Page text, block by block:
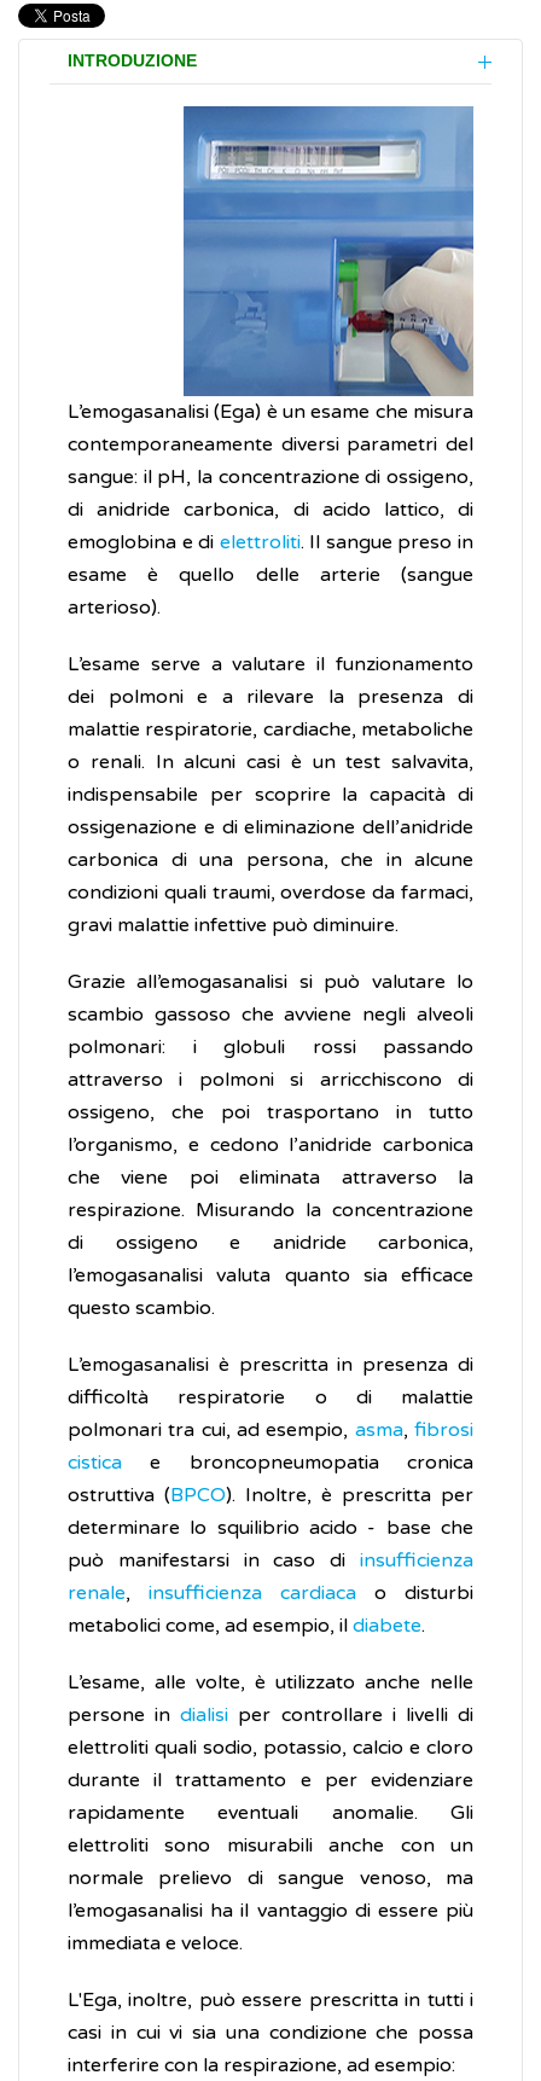
INTRODUZIONE
L’emogasanalisi (Ega) è un esame che misura
contemporaneamente diversi parametri del
sangue: il pH, la concentrazione di ossigeno,
di anidride carbonica, di acido lattico, di
emoglobina e di elettroliti. Il sangue preso in
esame è quello delle arterie (sangue
arterioso).
L’esame serve a valutare il funzionamento
dei polmoni e a rilevare la presenza di
malattie respiratorie, cardiache, metaboliche
o renali. In alcuni casi è un test salvavita,
indispensabile per scoprire la capacità di
ossigenazione e di eliminazione dell’anidride
carbonica di una persona, che in alcune
condizioni quali traumi, overdose da farmaci,
gravi malattie infettive può diminuire.
Grazie all’emogasanalisi si può valutare lo
scambio gassoso che avviene negli alveoli
polmonari: i globuli rossi passando
attraverso i polmoni si arricchiscono di
ossigeno, che poi trasportano in tutto
l’organismo, e cedono l’anidride carbonica
che viene poi eliminata attraverso la
respirazione. Misurando la concentrazione
di ossigeno e anidride carbonica,
l’emogasanalisi valuta quanto sia efficace
questo scambio.
L’emogasanalisi è prescritta in presenza di
difficoltà respiratorie o di malattie
polmonari tra cui, ad esempio, asma,fibrosi
cistica e broncopneumopatia cronica
ostruttiva (BPCO). Inoltre, è prescritta per
determinare lo squilibrio acido - base che
può manifestarsi in caso di insufficienza
renale, insufficienza cardiaca o disturbi
metabolici come, ad esempio, il diabete.
L’esame, alle volte, è utilizzato anche nelle
persone indialisi per controllare i livelli di
elettroliti quali sodio, potassio, calcio e cloro
durante il trattamento e per evidenziare
rapidamente eventuali anomalie. Gli
elettroliti sono misurabili anche con un
normale prelievo di sangue venoso, ma
l’emogasanalisi ha il vantaggio di essere più
immediata e veloce.
L'Ega, inoltre, può essere prescritta in tutti i
casi in cui vi sia una condizione che possa
interferire con la respirazione, ad esempio: